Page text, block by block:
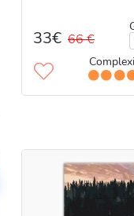
33€ 66 €